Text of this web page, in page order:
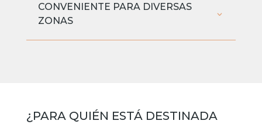
CONVENIENTE PARA DIVERSAS
ZONAS
¿PARA QUIÉN ESTÁ DESTINADA